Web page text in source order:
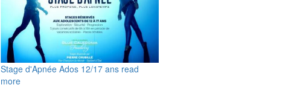
Stage d'Apnée Ados 12/17 ans read
more